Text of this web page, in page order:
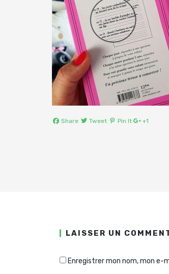
Share Tweet Pin It +1
LAISSER UN
Enregistrer mon nom, mon e-